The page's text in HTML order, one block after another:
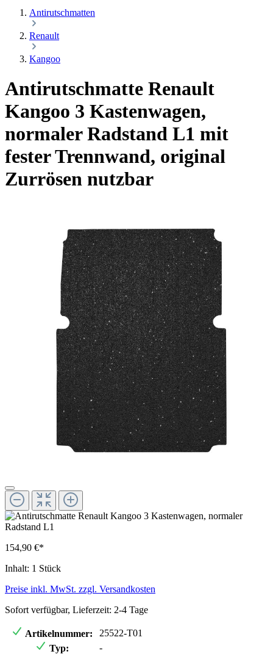
Antirutschmatten
Renault
Kangoo
Antirutschmatte Renault
Kangoo 3 Kastenwagen,
normaler Radstand L1 mit
fester Trennwand, original
Zurrösen nutzbar
154,90 €*
Inhalt: 1 Stück
Preise inkl. MwSt. zzgl. Versandkosten
Sofort verfügbar, Lieferzeit: 2-4 Tage
Artikelnummer:
25522-T01
Typ:
-